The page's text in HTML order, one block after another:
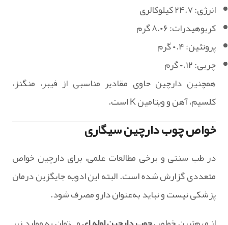
انرژی: ۲۴.۷ کیلوکالری
کربوهیدرات: ۸.۰۶ گرم
پروتئین: ۰.۴ گرم
چربی: ۰.۱۲ گرم
همچنین دارچین حاوی مقادیر مناسبی از فیبر، منگنز،
کلسیم، آهن و ویتامین K است.
خواص چوب دارچین سیگاری
در طب سنتی و برخی مطالعات علمی، برای دارچین خواص
متعددی گزارش شده است. البته این ادویه جایگزین درمان
پزشکی نیست و نباید به‌عنوان دارو مصرف شود.